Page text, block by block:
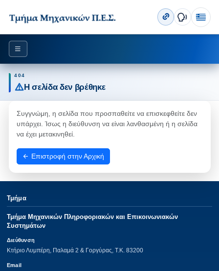
404
Η σελίδα δεν βρέθηκε
Συγγνώμη, η σελίδα που προσπαθείτε να επισκεφθείτε δεν
υπάρχει. Ίσως η διεύθυνση να είναι λανθασμένη ή η σελίδα
να έχει μετακινηθεί.
Επιστροφή στην Αρχική
Τμήμα
Τμήμα Μηχανικών Πληροφοριακών και Επικοινωνιακών
Συστημάτων
Διεύθυνση
Κτήριο Λυμπέρη, Παλαμά 2 & Γοργύρας, Τ.Κ. 83200
Email